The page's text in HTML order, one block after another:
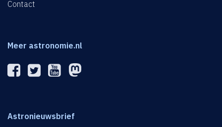
Contact
Meer astronomie.nl
Astronieuwsbrief